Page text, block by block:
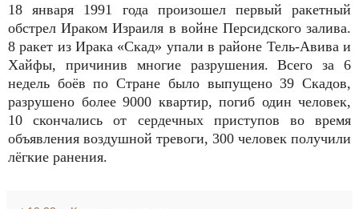
18 января 1991 года произошел первый ракетный
обстрел Ираком Израиля в войне Персидского залива.
8 ракет из Ирака «Скад» упали в районе Тель-Авива и
Хайфы, причинив многие разрушения. Всего за 6
недель боёв по Стране было выпущено 39 Скадов,
разрушено более 9000 квартир, погиб один человек,
10 скончались от сердечных приступов во время
объявления воздушной тревоги, 300 человек получили
лёгкие ранения.